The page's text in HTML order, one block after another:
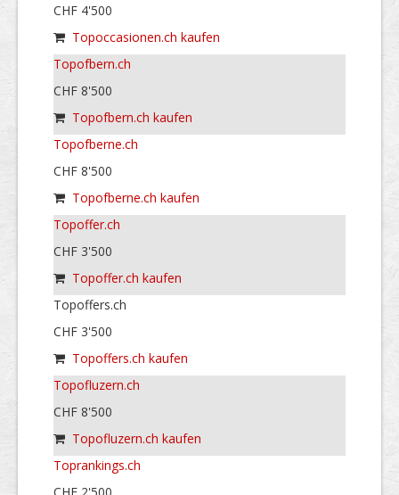
CHF 4'500
Topoccasionen.ch kaufen
Topofbern.ch
CHF 8'500
Topofbern.ch kaufen
Topofberne.ch
CHF 8'500
Topofberne.ch kaufen
Topoffer.ch
CHF 3'500
Topoffer.ch kaufen
Topoffers.ch
CHF 3'500
Topoffers.ch kaufen
Topofluzern.ch
CHF 8'500
Topofluzern.ch kaufen
Toprankings.ch
CHF 2'500